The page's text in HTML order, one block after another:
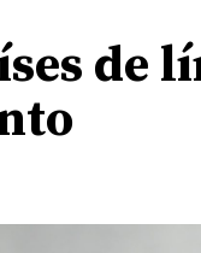
de